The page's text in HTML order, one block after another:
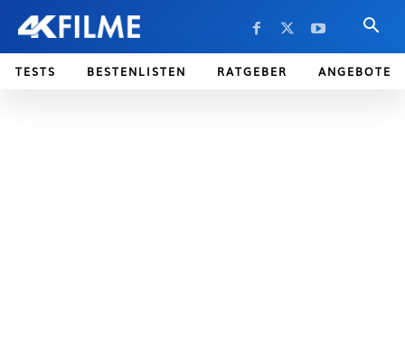
TESTS BESTENLISTEN RATGEBER ANGEBOTE